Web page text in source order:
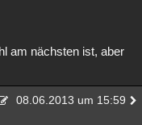
am nächsten ist, aber
08.06.2013 um 15:59